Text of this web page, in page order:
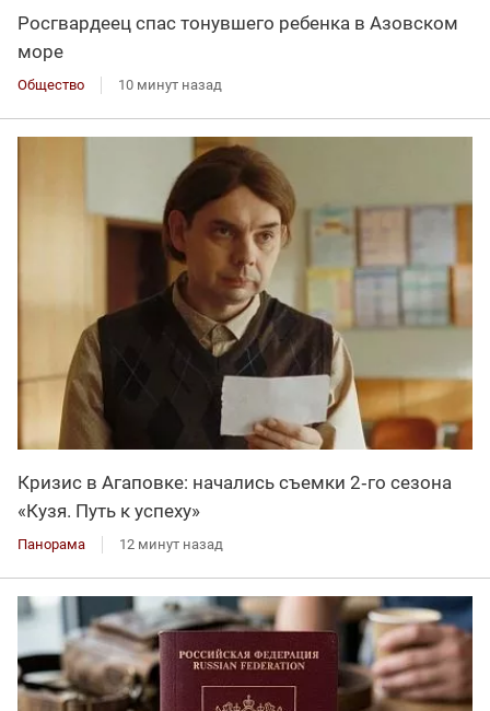
Росгвардеец спас тонувшего ребенка в Азовском
море
Общество 10 минут назад
Кризис в Агаповке: начались съемки 2‑го сезона
«Кузя. Путь к успеху»
Панорама 12 минут назад